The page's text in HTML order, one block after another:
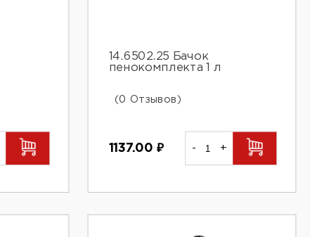
14.6502.25 Бачок
пенокомплекта 1 л
(0 Отзывов)
1137.00 ₽ - +